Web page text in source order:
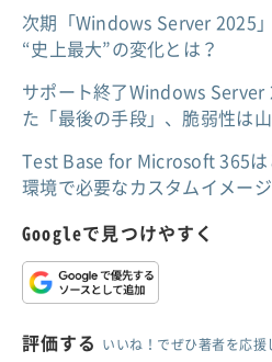
次期「Windows Server 2025
“史上最大”の変化とは？
サポート終了Windows
た「最後の手段」、脆弱性は
Test Base for Microsoft 365は
環境で必要なカスタムイメー
Googleで見つけやすく
評価する いいね！でぜひ著者を応援